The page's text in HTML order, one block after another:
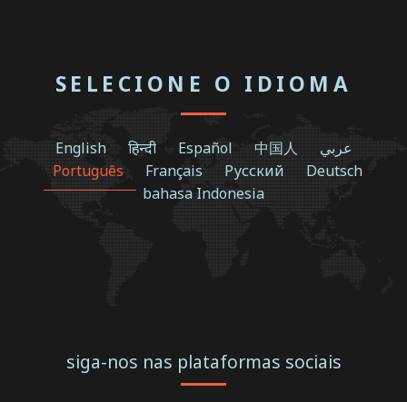
SELECIONE O IDIOMA
English हिन्दी Español 中国人
عربي
Português
Français Русский
Deutsch
bahasa Indonesia
siga-nos nas plataformas sociais